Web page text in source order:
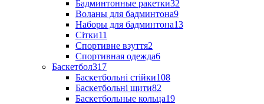
Бадминтонные ракетки32
Воланы для бадминтона9
Наборы для бадминтона13
Сітки11
Спортивне взуття2
Спортивная одежда6
Баскетбол317
Баскетбольні стійки108
Баскетбольні щити82
Баскетбольные кольца19